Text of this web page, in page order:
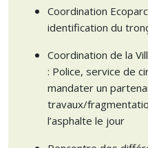
Coordination
identification du
Coordination de la
: Police, service de
mandater un
travaux/
l’asphalte le jour